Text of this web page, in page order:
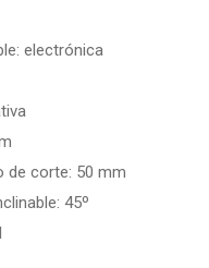
electrónica
de corte: 50 mm
45º